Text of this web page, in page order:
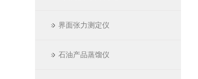
界面张力测定仪
石油产品蒸馏仪